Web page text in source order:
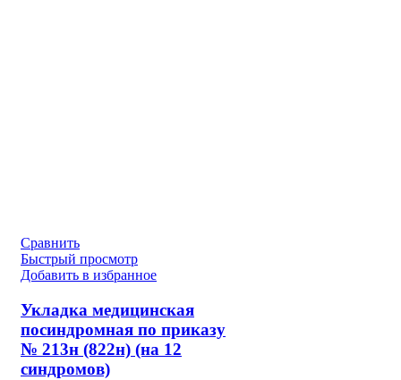
Сравнить
Быстрый просмотр
Добавить в избранное
Укладка медицинская
посиндромная по приказу
№ 213н (822н) (на 12
синдромов)